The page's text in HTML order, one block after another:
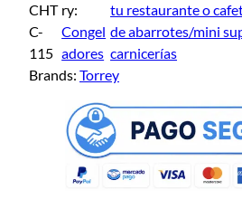
CHT
C-
115
ry:
Congel
adores
tu restaurante o
de abarrotes/mini
carnicerías
Brands: Torrey